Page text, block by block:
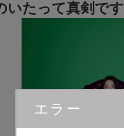
エラー
いたって真剣です